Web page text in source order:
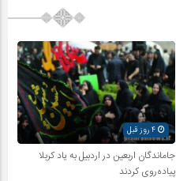
جاماندگان اربعین در اردبیل به یاد کربلا
پیاده‌روی کردند